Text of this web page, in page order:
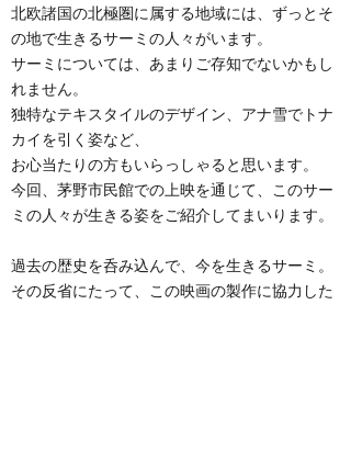
北欧諸国の北極圏に属する地域には、ずっとそ
の地で生きるサーミの人々がいます。
サーミについては、あまりご存知でないかもし
れません。
独特なテキスタイルのデザイン、アナ雪でトナ
カイを引く姿など、
お心当たりの方もいらっしゃると思います。
今回、茅野市民館での上映を通じて、このサー
ミの人々が生きる姿をご紹介してまいります。
過去の歴史を呑み込んで、今を生きるサーミ。
その反省にたって、この映画の製作に協力した